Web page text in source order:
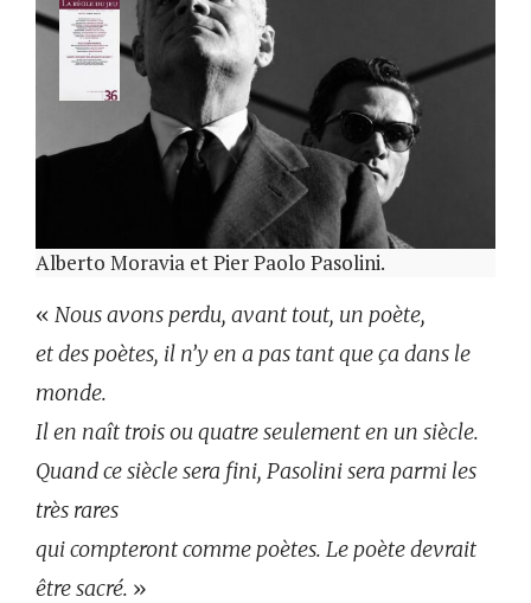
Alberto Moravia et Pier Paolo Pasolini.
« Nous avons perdu, avant tout, un poète,
et des poètes, il n’y en a pas tant que ça dans le
monde.
Il en naît trois ou quatre seulement en un siècle.
Quand ce siècle sera fini, Pasolini sera parmi les
très rares
qui compteront comme poètes. Le poète devrait
être sacré. »